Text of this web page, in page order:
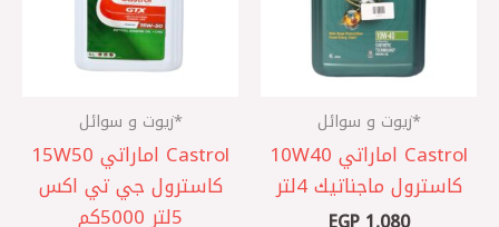
*زيوت و سوائل
Castrol اماراتي 10W40
كاسترول ماجناتيك 4لتر
*زيوت و سوائل
Castrol اماراتي 15W50
كاسترول جي تي اكس
5لتر 5000كم